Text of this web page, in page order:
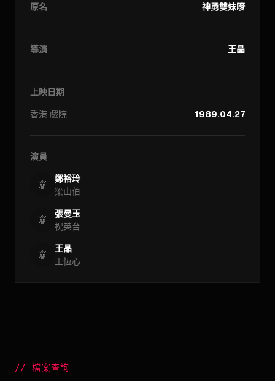
原名 神勇雙妹嘜
導演 王晶
上映日期
香港 戲院 1989.04.27
演員
鄭裕玲
梁山伯
張曼玉
祝英台
王晶
王恆心
//檔案查詢